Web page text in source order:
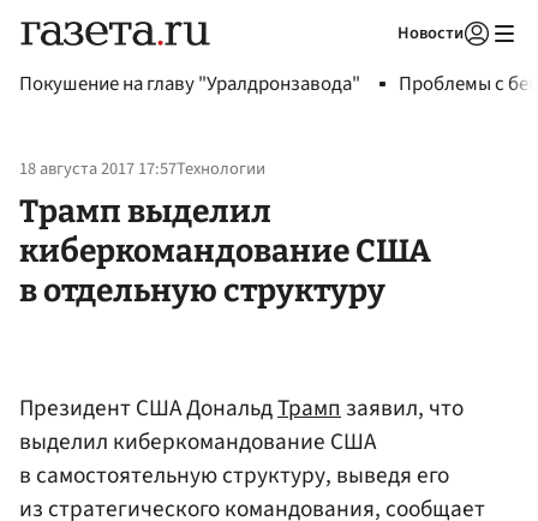
Новости
Покушение на главу "Уралдронзавода" Проблемы с
18 августа 2017 17:57Технологии
Трамп выделил
киберкомандование США
в отдельную структуру
Президент США ДональдТрампзаявил, что
выделил киберкомандование США
в самостоятельную структуру, выведя его
из стратегического командования, сообщает